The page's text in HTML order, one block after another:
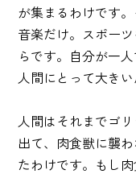
が集まるわけです
音楽だけ。スポー
らです。自分が一
人間にとって大きい
人間はそれまでゴ
出て、肉食獣に襲
たわけです。もし